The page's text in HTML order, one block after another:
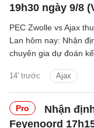
19h30 ngày 9/8
14' trước Ajax
PEC Zwolle vs Ajax
Lan hôm nay: Nhận
chuyên gia dự đoán
Pro
Nhận
Feyenoord